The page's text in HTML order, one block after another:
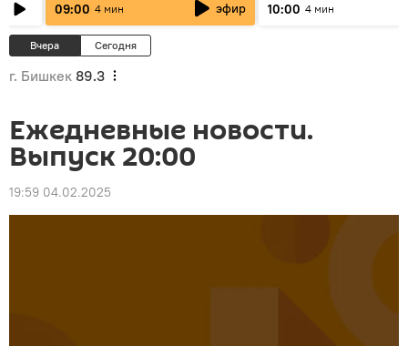
09:00 4 мин эфир
10:00 4 мин
Вчера Сегодня
г. Бишкек 89.3
Ежедневные новости.
Выпуск 20:00
19:59 04.02.2025